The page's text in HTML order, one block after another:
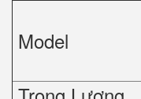
Model